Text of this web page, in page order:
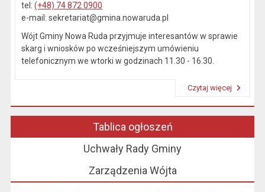
tel:(+48) 74 872 0900
e-mail: sekretariat@gmina.nowaruda.pl
Wójt Gminy Nowa Ruda przyjmuje interesantów w sprawie
skarg i wniosków po wcześniejszym umówieniu
telefonicznym we wtorki w godzinach 11.30 - 16.30.
Czytaj więcej
Tablica ogłoszeń
Uchwały Rady Gminy
Zarządzenia Wójta